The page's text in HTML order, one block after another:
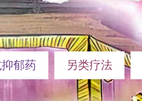
郁药 另类疗法